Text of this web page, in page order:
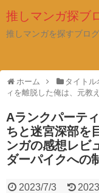
推しマンガ探ブ
推しマンガを探すブロ
ホーム タイト
ィを離脱した俺は、元教
Aランクパーテ
ちと迷宮深部
ンガの感想レビ
ダーパイクへの
2023/7/3